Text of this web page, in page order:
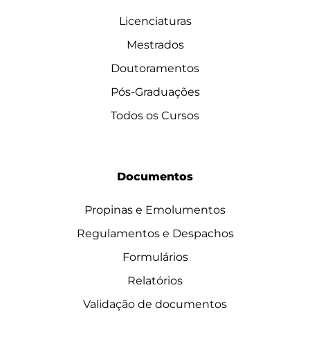
Licenciaturas
Mestrados
Doutoramentos
Pós-Graduações
Todos os Cursos
Documentos
Propinas e Emolumentos
Regulamentos e Despachos
Formulários
Relatórios
Validação de documentos